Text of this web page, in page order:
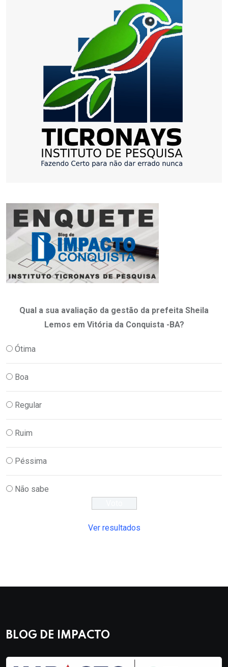
Qual a sua avaliação da gestão da prefeita Sheila
Lemos em Vitória da Conquista -BA?
Ótima
Boa
Regular
Ruim
Péssima
Não sabe
Ver resultados
BLOG DE IMPACTO